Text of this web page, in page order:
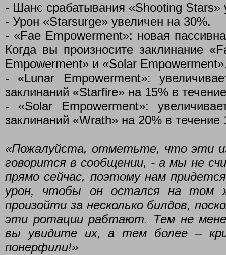
- Шанс срабатывания «Shooting Stars»
- Урон «Starsurge» увеличен на 30%.
- «Fae Empowerment»: новая
Когда вы произносите заклинание
Empowerment» и «Solar
- «Lunar Empowerment»:
заклинаний «Starfire» на 15% в
- «Solar Empowerment»:
заклинаний «Wrath» на 20% в течение
«Пожалуйста, отметьте, что эти
говорится в сообщении, - а мы не
прямо сейчас, поэтому нам
урон, чтобы он остался на том
произойти за несколько билдов,
эти ротации рабтают. Тем не
вы увидите их, а тем более –
понерфили!»